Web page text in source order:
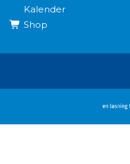
Kalender
Shop